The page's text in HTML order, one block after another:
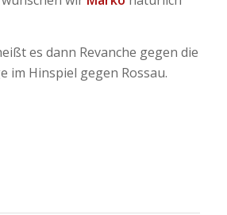
es dann Revanche gegen die
im Hinspiel gegen Rossau.